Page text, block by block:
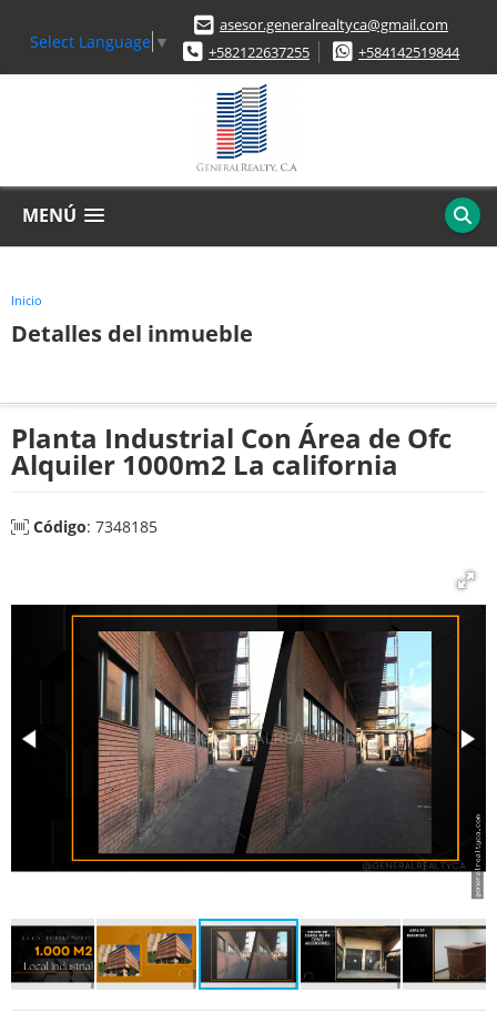
Select Language ▼
asesor.generalrealtyca@gmail.com
+582122637255
+584142519844
MENÚ
Inicio
Detalles del inmueble
Planta Industrial Con Área de Ofc
Alquiler 1000m2 La california
Código: 7348185